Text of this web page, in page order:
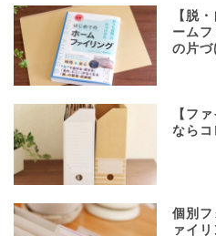
【脱
ームフ
の片づ
【フ
ならコ
個別フ
ァイ